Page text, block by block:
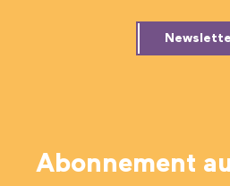
Abonnement